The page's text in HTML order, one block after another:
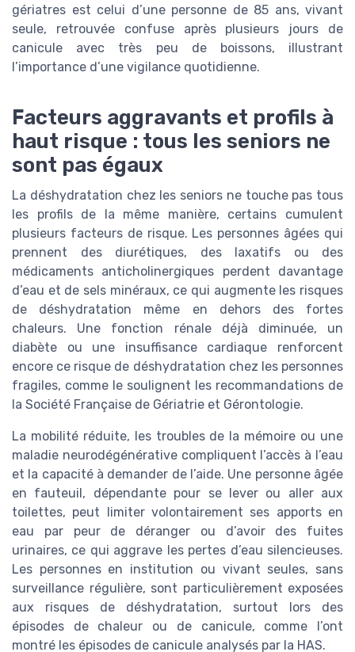
gériatres est celui d’une personne de 85 ans, vivant
seule, retrouvée confuse après plusieurs jours de
canicule avec très peu de boissons, illustrant
l’importance d’une vigilance quotidienne.
Facteurs aggravants et profils à
haut risque : tous les seniors ne
sont pas égaux
La déshydratation chez les seniors ne touche pas tous
les profils de la même manière, certains cumulent
plusieurs facteurs de risque. Les personnes âgées qui
prennent des diurétiques, des laxatifs ou des
médicaments anticholinergiques perdent davantage
d’eau et de sels minéraux, ce qui augmente les risques
de déshydratation même en dehors des fortes
chaleurs. Une fonction rénale déjà diminuée, un
diabète ou une insuffisance cardiaque renforcent
encore ce risque de déshydratation chez les personnes
fragiles, comme le soulignent les recommandations de
la Société Française de Gériatrie et Gérontologie.
La mobilité réduite, les troubles de la mémoire ou une
maladie neurodégénérative compliquent l’accès à l’eau
et la capacité à demander de l’aide. Une personne âgée
en fauteuil, dépendante pour se lever ou aller aux
toilettes, peut limiter volontairement ses apports en
eau par peur de déranger ou d’avoir des fuites
urinaires, ce qui aggrave les pertes d’eau silencieuses.
Les personnes en institution ou vivant seules, sans
surveillance régulière, sont particulièrement exposées
aux risques de déshydratation, surtout lors des
épisodes de chaleur ou de canicule, comme l’ont
montré les épisodes de canicule analysés par la HAS.